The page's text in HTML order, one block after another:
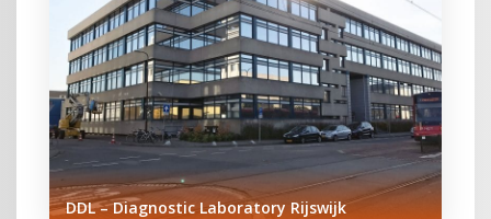
DDL – Diagnostic Laboratory Rijswijk